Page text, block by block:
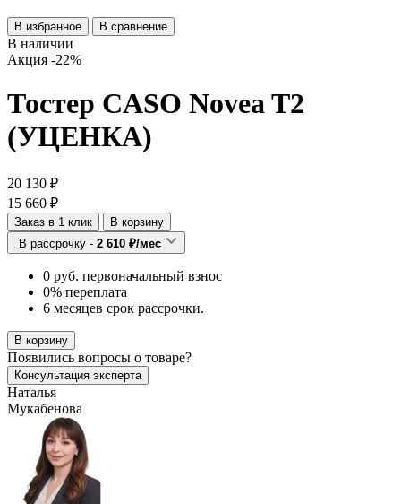
В избранное В сравнение
В наличии
Акция -22%
Тостер CASO Novea T2
(УЦЕНКА)
20 130 ₽
15 660 ₽
Заказ в 1 клик
В корзину
В рассрочку - 2 610 ₽/мес
0 руб. первоначальный взнос
0% переплата
6 месяцев срок рассрочки.
В корзину
Появились вопросы о товаре?
Консультация эксперта
Наталья
Мукабенова